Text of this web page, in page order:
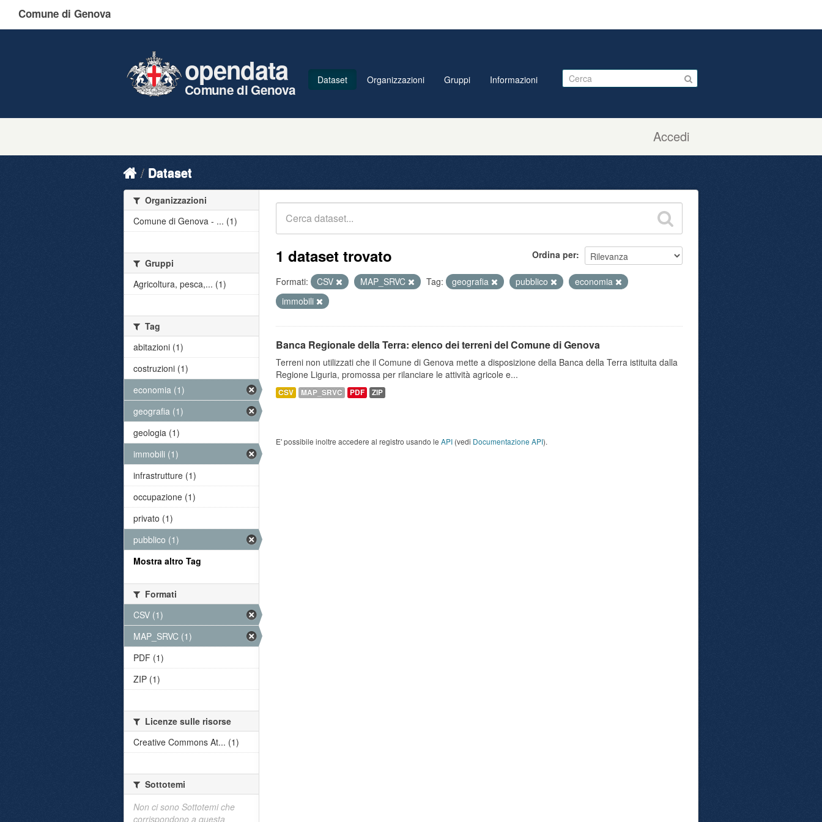
Comune di Genova
Accedi
opendata
Comune di Genova
Dataset Organizzazioni Gruppi Informazioni
Dataset
Ordina per
1 dataset trovato
Formati: CSV MAP_SRVC Tag: geografia pubblico
economia
immobili
Banca Regionale della Terra: elenco dei terreni del Comune di Genova
Terreni non utilizzati che il Comune di Genova mette a disposizione della Banca della Terra istituita dalla
Regione Liguria, promossa per rilanciare le attività agricole e...
CSV MAP_SRVC PDF ZIP
E' possibile inoltre accedere al registro usando le API (vedi Documentazione API).
Organizzazioni
Comune di Genova - ... (1)
Gruppi
Agricoltura, pesca,... (1)
Tag
abitazioni (1)
costruzioni (1)
economia (1)
geografia (1)
geologia (1)
immobili (1)
infrastrutture (1)
occupazione (1)
privato (1)
pubblico (1)
Mostra altro Tag
Formati
CSV (1)
MAP_SRVC (1)
PDF (1)
ZIP (1)
Licenze sulle risorse
Creative Commons At... (1)
Sottotemi
Non ci sono Sottotemi che
corrispondono a questa